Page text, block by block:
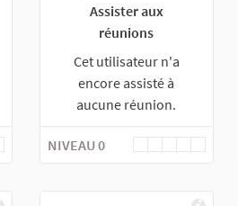
Assister aux
réunions
Cet utilisateur n'a
encore assisté à
aucune réunion.
NIVEAU 0